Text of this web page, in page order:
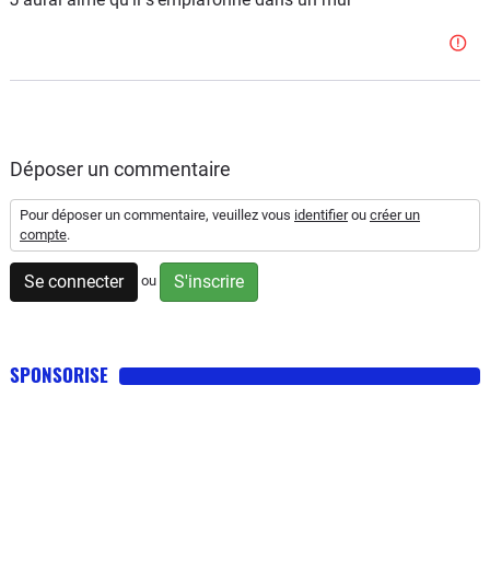
Déposer un commentaire
Pour déposer un commentaire, veuillez vous identifierou créer un
compte.
Se connecter ou S'inscrire
SPONSORISE